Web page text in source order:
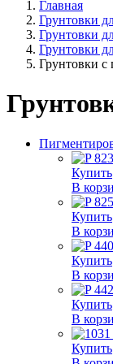
Главная
Грунтовки
Грунтовки
Грунтовки
Грунтовки с
Купить
В
Купить
В
Купить
В
Купить
В
Купить